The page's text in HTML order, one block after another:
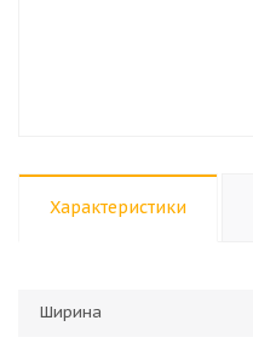
Характеристики
Ширина